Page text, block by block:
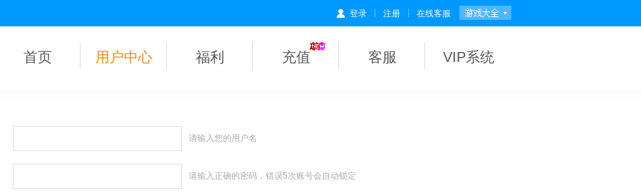
登录 注册 在线客服
首页 用户中心 福利 充值 客服 VIP系统
请输入您的用户名
请输入正确的密码，错误5次账号会自动锁定